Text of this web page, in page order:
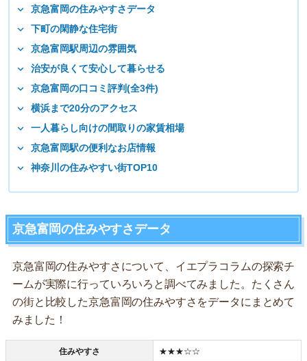
京急富岡の住みやすさデータ
下町の閑静な住宅街
京急富岡駅周辺の雰囲気
治安が良くて安心して暮らせる
京急富岡の口コミ評判(全3件)
横浜まで20分のアクセス
一人暮らし向けの間取りの家賃相場
京急富岡駅の便利なお店情報
神奈川の住みやすい街TOP10
京急富岡の住みやすさデータ
京急富岡の住みやすさについて、イエプラコラムの探索チ
ームが実際に行っていろいろと調べてみました。たくさん
の街と比較した京急富岡の住みやすさをデータにまとめて
みました！
住みやすさ ★★★☆☆